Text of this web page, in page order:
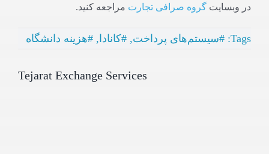
در وبسایت گروه صرافی تجارت مراجعه کنید.
Tags: #سیستم‌های پرداخت, #کانادا , #هزینه دانشگاه
Tejarat Exchange Services